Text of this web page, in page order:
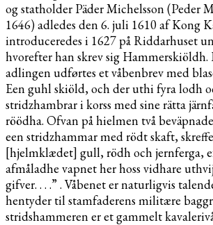
og statholder Päder Michelsson (Peder
1646) adledes den 6. juli 1610 af Kong
introduceredes i 1627 på Riddarhuset
hvorefter han skrev sig
adlingen udførtes et våbenbrev med
Een guhl skiöld, och der uthi fyra lodh
stridzhambrar i korss med sine rätta
röödha. Ofvan på hielmen två
een stridzhammar med rödt skaft,
[hjelmklædet] gull, rödh och jernferga,
afmåladhe vapnet her hoss vidhare
gifver. . . .” . Våbenet er naturligvis
hentyder til stamfaderens militære
stridshammeren er et gammelt